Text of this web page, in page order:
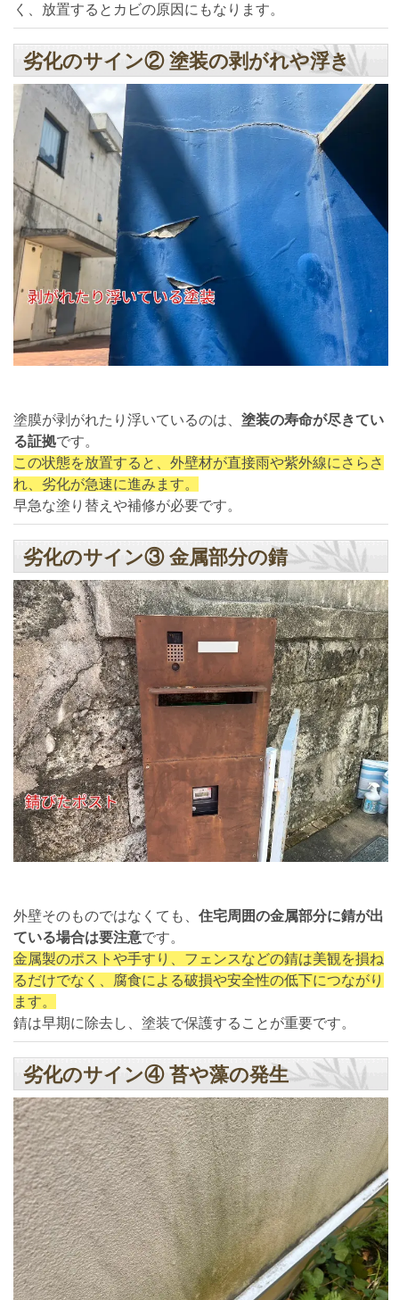
く、放置するとカビの原因にもなります。
劣化のサイン② 塗装の剥がれや浮き
塗膜が剥がれたり浮いているのは、 塗装の寿命が尽きてい
る証拠です。
この状態を放置すると、外壁材が直接雨や紫外線にさらさ
れ、劣化が急速に進みます。
早急な塗り替えや補修が必要です。
劣化のサイン③ 金属部分の錆
外壁そのものではなくても、 住宅周囲の金属部分に錆が出
ている場合は要注意です。
金属製のポストや手すり、フェンスなどの錆は美観を損ね
るだけでなく、腐食による破損や安全性の低下につながり
ます。
錆は早期に除去し、塗装で保護することが重要です。
劣化のサイン④ 苔や藻の発生